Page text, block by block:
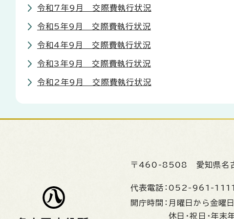
令和7年9月 交際費執行状況
令和5年9月 交際費執行状況
令和4年9月 交際費執行状況
令和3年9月 交際費執行状況
令和2年9月 交際費執行状況
〒460-8508 愛知県名
代表電話： 052-961-1111
開庁時間： 月曜日から金曜
休日・祝日・年末